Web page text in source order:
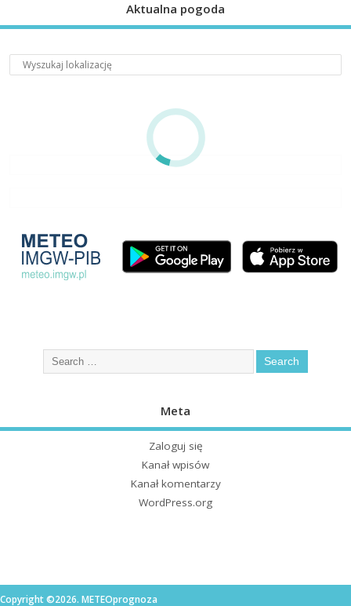
Aktualna pogoda
Meta
Zaloguj się
Kanał wpisów
Kanał komentarzy
WordPress.org
Copyright ©2026. METEOprognoza